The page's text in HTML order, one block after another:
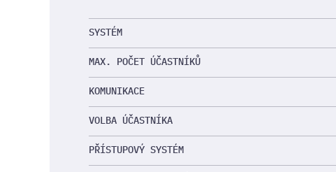
SYSTÉM
MAX. POČET ÚČASTNÍKŮ
KOMUNIKACE
VOLBA ÚČASTNÍKA
PŘÍSTUPOVÝ SYSTÉM